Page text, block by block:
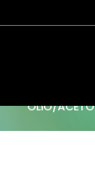
OLIO/ACETO